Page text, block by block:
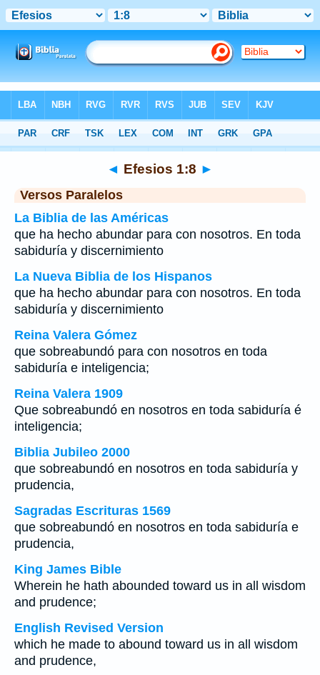
>Efesios Capítulo 1 > Verso 8
◄ Efesios 1:8 ►
Versos Paralelos
La Biblia de las Américas
que ha hecho abundar para con nosotros. En toda
sabiduría y discernimiento
La Nueva Biblia de los Hispanos
que ha hecho abundar para con nosotros. En toda
sabiduría y discernimiento
Reina Valera Gómez
que sobreabundó para con nosotros en toda
sabiduría e inteligencia;
Reina Valera 1909
Que sobreabundó en nosotros en toda sabiduría é
inteligencia;
Biblia Jubileo 2000
que sobreabundó en nosotros en toda sabiduría y
prudencia,
Sagradas Escrituras 1569
que sobreabundó en nosotros en toda sabiduría e
prudencia,
King James Bible
Wherein he hath abounded toward us in all wisdom
and prudence;
English Revised Version
which he made to abound toward us in all wisdom
and prudence,